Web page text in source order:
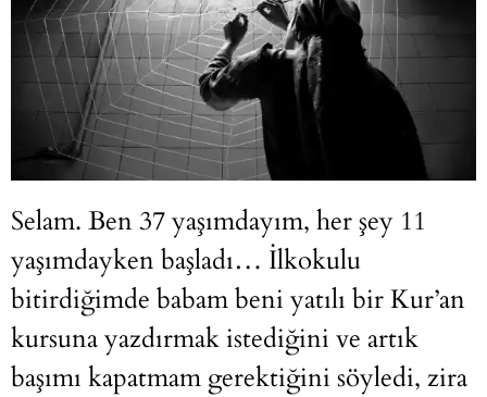
Selam. Ben 37 yaşımdayım, her şey 11
yaşımdayken başladı… İlkokulu
bitirdiğimde babam beni yatılı bir Kur’an
kursuna yazdırmak istediğini ve artık
başımı kapatmam gerektiğini söyledi, zira